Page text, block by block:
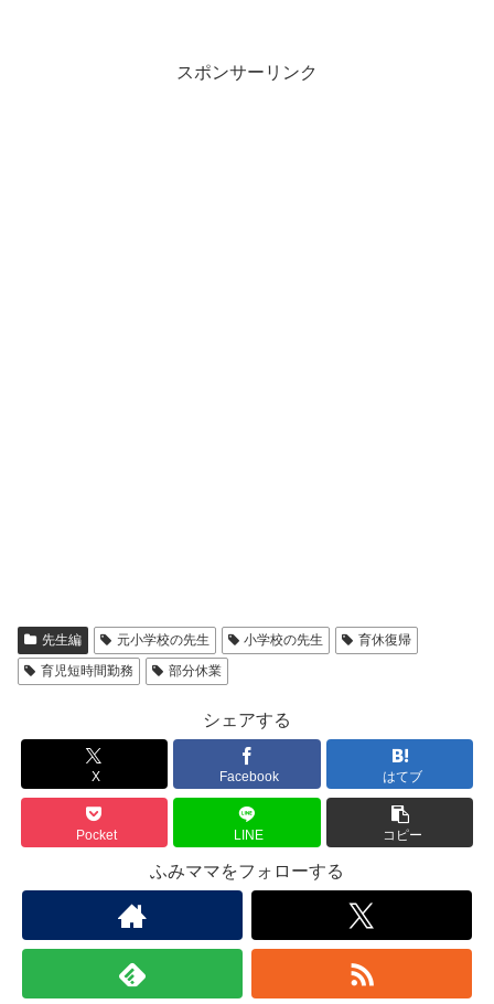
スポンサーリンク
先生編 元小学校の先生 小学校の先生
育休復帰
育児短時間勤務
部分休業
シェアする
X Facebook はてブ
Pocket LINE コピー
ふみママをフォローする